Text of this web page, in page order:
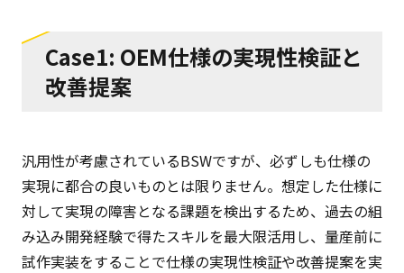
Case1: OEM仕様の実現性検証と
改善提案
汎用性が考慮されているBSWですが、必ずしも仕様の
実現に都合の良いものとは限りません。想定した仕様に
対して実現の障害となる課題を検出するため、過去の組
み込み開発経験で得たスキルを最大限活用し、量産前に
試作実装をすることで仕様の実現性検証や改善提案を実